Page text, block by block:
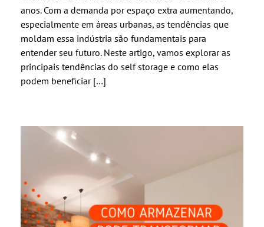
anos. Com a demanda por espaço extra aumentando,
especialmente em áreas urbanas, as tendências que
moldam essa indústria são fundamentais para
entender seu futuro. Neste artigo, vamos explorar as
principais tendências do self storage e como elas
podem beneficiar […]